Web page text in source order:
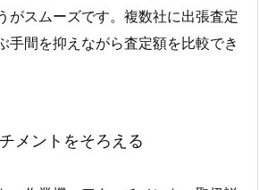
がスムーズです。複数社に出張査定
手間を抑えながら査定額を比較でき
メントをそろえる